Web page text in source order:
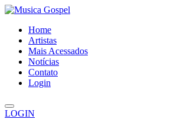
Home
Artistas
Mais Acessados
Notícias
Contato
Login
LOGIN